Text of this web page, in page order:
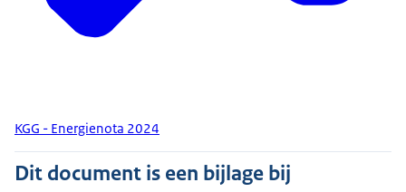
KGG - Energienota 2024
Dit document is een bijlage bij